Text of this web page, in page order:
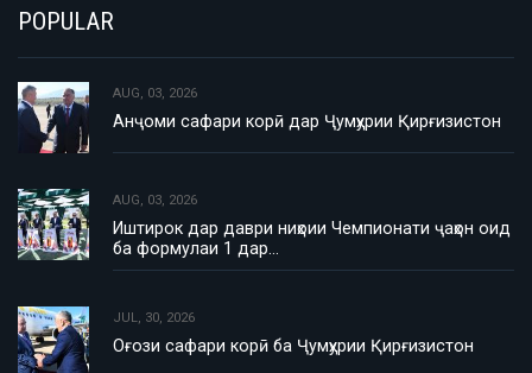
POPULAR
AUG, 03, 2026
Анҷоми сафари корӣ дар Ҷумҳурии Қирғизистон
AUG, 03, 2026
Иштирок дар даври ниҳоии Чемпионати ҷаҳон оид
ба формулаи 1 дар…
JUL, 30, 2026
Оғози сафари корӣ ба Ҷумҳурии Қирғизистон